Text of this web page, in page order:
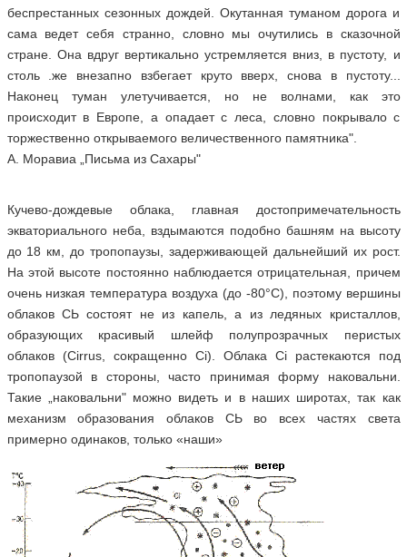
беспрестанных сезонных дождей. Окутанная туманом дорога и
сама ведет себя странно, словно мы очутились в сказочной
стране. Она вдруг вертикально устремляется вниз, в пустоту, и
столь .же внезапно взбегает круто вверх, снова в пустоту...
Наконец туман улетучивается, но не волнами, как это
происходит в Европе, а опадает с леса, словно покрывало с
торжественно открываемого величественного памятника".
А. Моравиа „Письма из Сахары"
Кучево-дождевые облака, главная достопримечательность
экваториального неба, вздымаются подобно башням на высоту
до 18 км, до тропопаузы, задерживающей дальнейший их рост.
На этой высоте постоянно наблюдается отрицательная, причем
очень низкая температура воздуха (до -80°С), поэтому вершины
облаков СЬ состоят не из капель, а из ледяных кристаллов,
образующих красивый шлейф полупрозрачных перистых
облаков (Cirrus, сокращенно Ci). Облака Ci растекаются под
тропопаузой в стороны, часто принимая форму наковальни.
Такие „наковальни" можно видеть и в наших широтах, так как
механизм образования облаков СЬ во всех частях света
примерно одинаков, только «наши»